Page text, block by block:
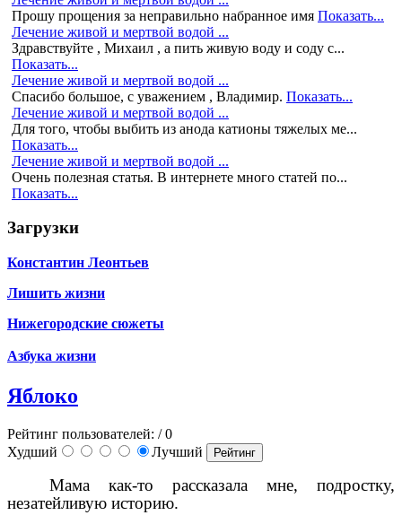
Прошу прощения за неправильно набранное имя Показать...
Лечение живой и мертвой водой ...
Здравствуйте , Михаил , а пить живую воду и соду с...
Показать...
Лечение живой и мертвой водой ...
Спасибо большое, с уважением , Владимир. Показать...
Лечение живой и мертвой водой ...
Для того, чтобы выбить из анода катионы тяжелых ме...
Показать...
Лечение живой и мертвой водой ...
Очень полезная статья. В интернете много статей по...
Показать...
Загрузки
Константин Леонтьев
Лишить жизни
Нижегородские сюжеты
Азбука жизни
Яблоко
Рейтинг пользователей: / 0
Худший
Лучший
Мама как-то рассказала мне, подростку,
незатейливую историю.